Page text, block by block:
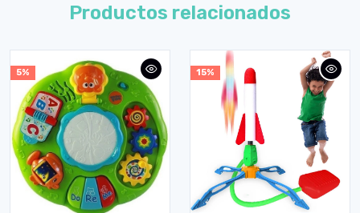
Productos relacionados
5% 15%